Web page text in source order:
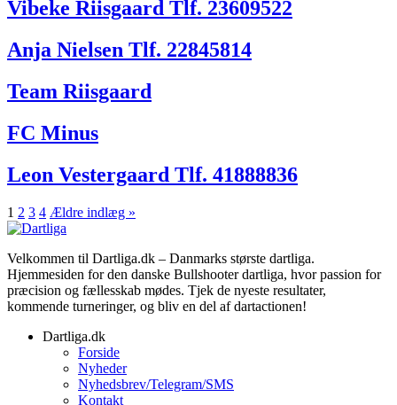
Vibeke Riisgaard Tlf. 23609522
Anja Nielsen Tlf. 22845814
Team Riisgaard
FC Minus
Leon Vestergaard Tlf. 41888836
Indlægsinddeling
1 2 3 4 Ældre indlæg »
Velkommen til Dartliga.dk – Danmarks største dartliga.
Hjemmesiden for den danske Bullshooter dartliga, hvor passion for
præcision og fællesskab mødes. Tjek de nyeste resultater,
kommende turneringer, og bliv en del af dartactionen!
Dartliga.dk
Forside
Nyheder
Nyhedsbrev/Telegram/SMS
Kontakt